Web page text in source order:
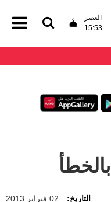
العصر
15:53
التاريخ: 02 فبراير 2013